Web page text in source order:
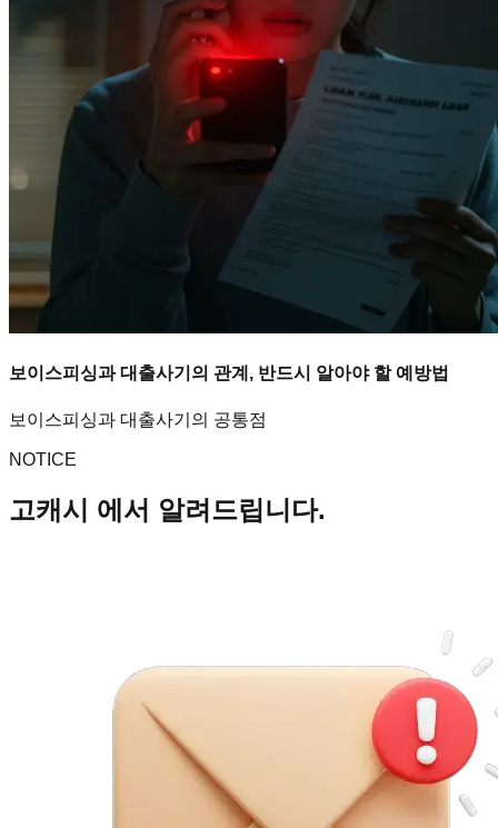
보이스피싱과 대출사기의 관계, 반드시 알아야 할 예방법
보이스피싱과 대출사기의 공통점
NOTICE
고캐시 에서 알려드립니다.